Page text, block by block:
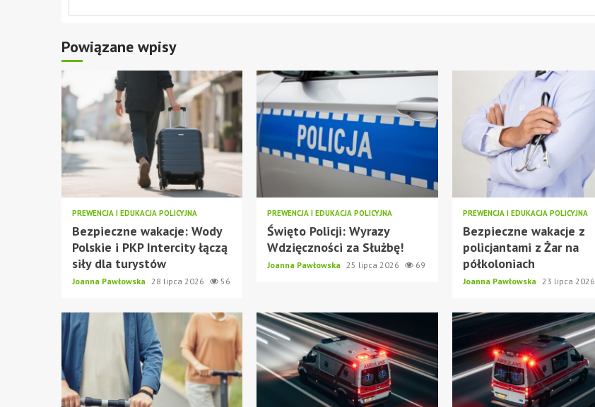
Powiązane wpisy
PREWENCJA I EDUKACJA POLICYJNA
Bezpieczne wakacje: Wody
Polskie i PKP Intercity łączą
siły dla turystów
Joanna Pawłowska 28 lipca 2026 56
PREWENCJA I EDUKACJA POLICYJNA
Święto Policji: Wyrazy
Wdzięczności za Służbę!
Joanna Pawłowska 25 lipca 2026 69
PREWENCJA I EDUKACJA POLICYJNA
Bezpieczne wakacje z
policjantami z Żar na
półkoloniach
Joanna Pawłowska 23 lipca 2026